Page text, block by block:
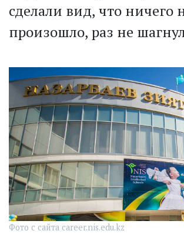
сделали вид, что ничего
произошло, раз не
Фото с сайта career.nis.edu.kz